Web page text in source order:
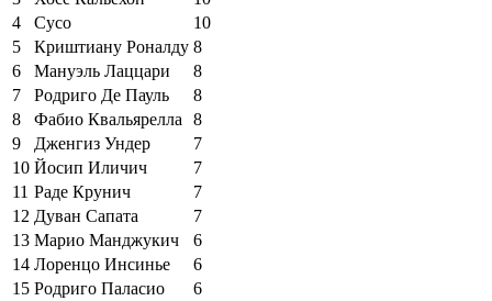
4
Сусо
10
5
Криштиану Роналду 8
6
Мануэль Лаццари
8
7
Родриго Де Пауль
8
8
Фабио Квальярелла
8
9
Дженгиз Ундер
7
10 Йосип Иличич
7
11 Раде Крунич
7
12 Дуван Сапата
7
13 Марио Манджукич
6
14 Лоренцо Инсинье
6
15 Родриго Паласио 6